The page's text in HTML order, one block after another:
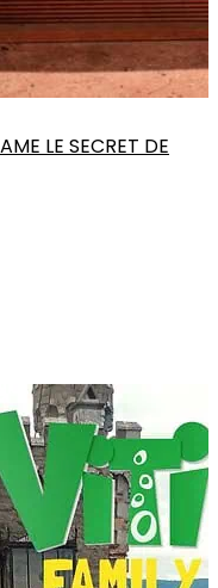
LE SECRET DE